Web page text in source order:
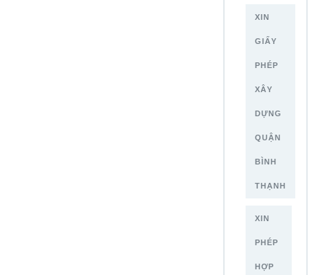
XIN
GIẤY
PHÉP
XÂY
DỰNG
QUẬN
BÌNH
THẠNH
XIN
PHÉP
HỢP